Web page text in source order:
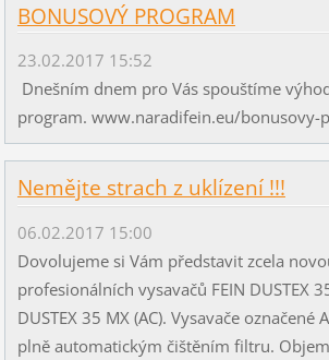
BONUSOVÝ PROGRAM
23.02.2017 15:52
Dnešním dnem pro Vás spouštíme
program. www.naradifein.eu/bonusovy-
Nemějte strach z uklízení !!!
06.02.2017 15:00
Dovolujeme si Vám představit zcela
profesionálních vysavačů FEIN DUSTEX
DUSTEX 35 MX (AC). Vysavače označené
plně automatickým čištěním filtru.